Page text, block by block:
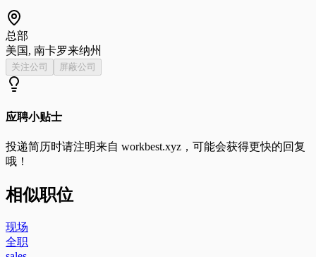
总部
美国, 南卡罗来纳州
关注公司 屏蔽公司
应聘小贴士
投递简历时请注明来自 workbest.xyz ，可能会获得更快的回复
哦！
相似职位
现场
全职